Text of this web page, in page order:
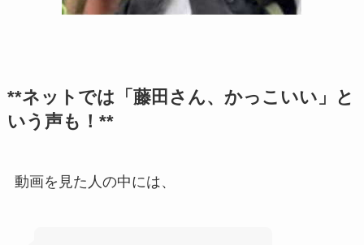
**ネットでは「藤田さん、かっこいい」と
いう声も！**
動画を見た人の中には、